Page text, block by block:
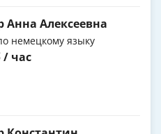
Анна Алексеевна
немецкому языку
/ час